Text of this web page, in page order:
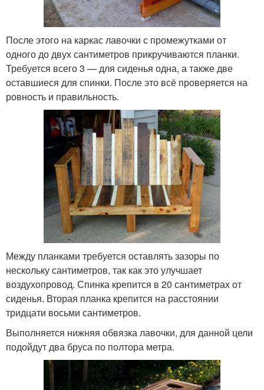
После этого на каркас лавочки с промежутками от
одного до двух сантиметров прикручиваются планки.
Требуется всего 3 — для сиденья одна, а также две
оставшиеся для спинки. После это всё проверяется на
ровность и правильность.
Между планками требуется оставлять зазоры по
нескольку сантиметров, так как это улучшает
воздухопровод. Спинка крепится в 20 сантиметрах от
сиденья. Вторая планка крепится на расстоянии
тридцати восьми сантиметров.
Выполняется нижняя обвязка лавочки, для данной цели
подойдут два бруса по полтора метра.